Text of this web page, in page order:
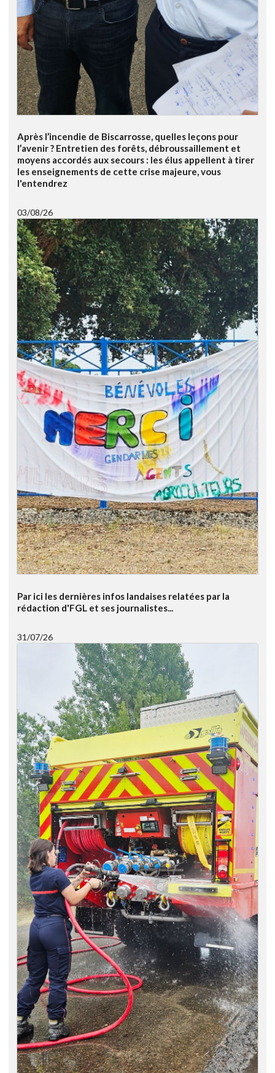
Après l’incendie de Biscarrosse, quelles leçons pour
l’avenir ? Entretien des forêts, débroussaillement et
moyens accordés aux secours : les élus appellent à tirer
les enseignements de cette crise majeure, vous
l'entendrez
03/08/26
Par ici les dernières infos landaises relatées par la
rédaction d'FGL et ses journalistes...
31/07/26